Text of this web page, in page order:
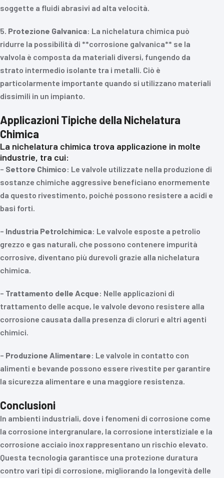
soggette a fluidi abrasivi ad alta velocità.
5. Protezione Galvanica: La nichelatura chimica può
ridurre la possibilità di **corrosione galvanica** se la
valvola è composta da materiali diversi, fungendo da
strato intermedio isolante tra i metalli. Ciò è
particolarmente importante quando si utilizzano materiali
dissimili in un impianto.
Applicazioni Tipiche della Nichelatura
Chimica
La nichelatura chimica trova applicazione in molte
industrie, tra cui:
– Settore Chimico: Le valvole utilizzate nella produzione di
sostanze chimiche aggressive beneficiano enormemente
da questo rivestimento, poiché possono resistere a acidi e
basi forti.
– Industria Petrolchimica: Le valvole esposte a petrolio
grezzo e gas naturali, che possono contenere impurità
corrosive, diventano più durevoli grazie alla nichelatura
chimica.
– Trattamento delle Acque: Nelle applicazioni di
trattamento delle acque, le valvole devono resistere alla
corrosione causata dalla presenza di cloruri e altri agenti
chimici.
– Produzione Alimentare: Le valvole in contatto con
alimenti e bevande possono essere rivestite per garantire
la sicurezza alimentare e una maggiore resistenza.
Conclusioni
In ambienti industriali, dove i fenomeni di corrosione come
la corrosione intergranulare, la corrosione interstiziale e la
corrosione acciaio inox rappresentano un rischio elevato.
Questa tecnologia garantisce una protezione duratura
contro vari tipi di corrosione, migliorando la longevità delle